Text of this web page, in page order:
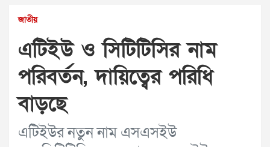
জাতীয়
এটিইউ ও সিটিটিসির নাম
পরিবর্তন, দায়িত্বের পরিধি
বাড়ছে
এটিইউর নতুন নাম এসএসইউ